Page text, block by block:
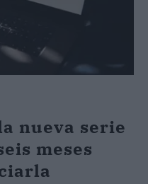
nueva serie
meses